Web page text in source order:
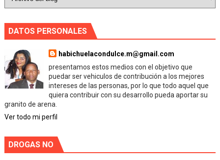
DATOS PERSONALES
habichuelacondulce.m@gmail.com
presentamos estos medios con el objetivo que
puedar ser vehiculos de contribución a los mejores
intereses de las personas, por lo que todo aquel que
quiera contribuir con su desarrollo pueda aportar su
granito de arena.
Ver todo mi perfil
DROGAS NO